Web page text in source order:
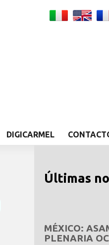
DIGICARMEL
Últimas
MÉXICO:
PLENARIA